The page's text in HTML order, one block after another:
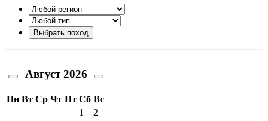
Август 2026
Пн Вт Ср Чт Пт Сб Вс
1
2